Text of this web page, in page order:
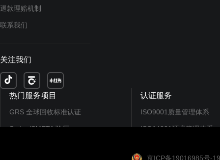
退款理赔机制
联系我们
关注我们
热门服务项目
GRS 全球回收标准认证
Sedex/SMETA 验厂
认证服务
ISO9001质量管理体系
ISO14001环境管理体系
京ICP备19016985号-19